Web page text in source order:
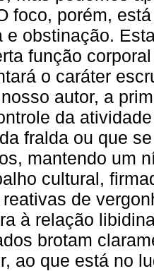
foco, porém,
e obstinação.
função
o caráter
autor, a
da
fralda ou que
mantendo um
cultural,
de
à relação
brotam
ao que está no